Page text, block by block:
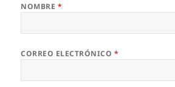
NOMBRE *
CORREO ELECTRÓNICO *